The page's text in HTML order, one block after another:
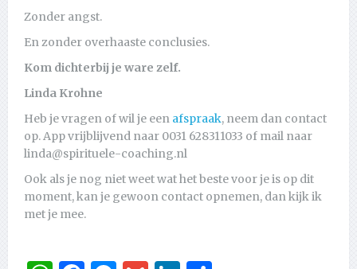
Zonder angst.
En zonder overhaaste conclusies.
Kom dichterbij je ware zelf.
Linda Krohne
Heb je vragen of wil je een afspraak, neem dan contact
op. App vrijblijvend naar 0031 628311033 of mail naar
linda@spirituele-coaching.nl
Ook als je nog niet weet wat het beste voor je is op dit
moment, kan je gewoon contact opnemen, dan kijk ik
met je mee.